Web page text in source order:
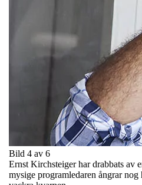
Bild 4 av 6
Ernst Kirchsteiger har drabbats av
mysige programledaren ångrar nog